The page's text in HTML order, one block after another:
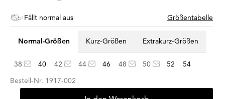
Fällt normal aus Größentabelle
Normal-Größen Kurz-Größen Extrakurz-Größen
38 40 42 44 46 48 50 52
54
Bestell-Nr. 1917-002